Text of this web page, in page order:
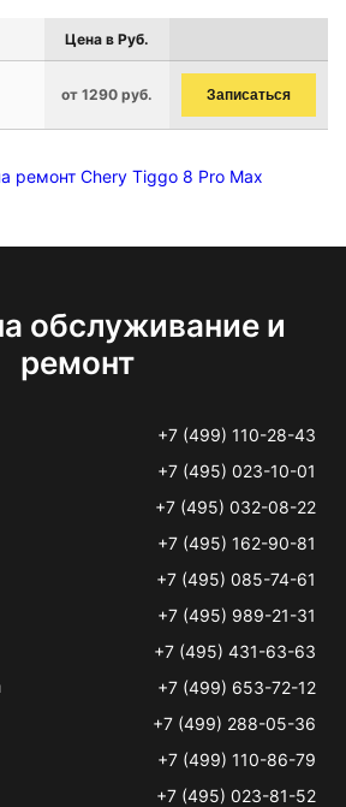
Цена в Руб.
от 1290 руб. Записаться
ремонт Chery Tiggo 8 Pro Max
обслуживание и
ремонт
+7 (499) 110-28-43
+7 (495) 023-10-01
+7 (495) 032-08-22
+7 (495) 162-90-81
+7 (495) 085-74-61
+7 (495) 989-21-31
+7 (495) 431-63-63
+7 (499) 653-72-12
+7 (499) 288-05-36
+7 (499) 110-86-79
+7 (495) 023-81-52